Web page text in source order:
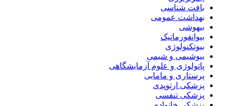
بافت شناسی
بهداشت عمومی
بیهوشی
بیوانفورماتیک
بیوتکنولوژی
بیوشیمی و شیمی
پاتولوژی و علوم آزمایشگاهی
پرستاری و مامایی
پزشکی ارتوپدی
پزشکی تنفسی